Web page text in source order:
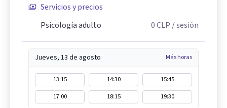
Servicios y precios
Psicología adulto
0CLP / sesión
Jueves, 13 de agosto Más horas
13:15 14:30
15:45
17:00
18:15 19:30